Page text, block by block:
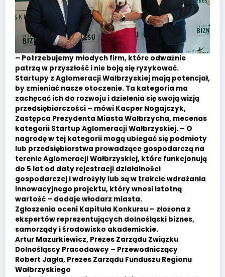
– Potrzebujemy młodych firm, które odważnie
patrzą w przyszłość i nie boją się ryzykować.
Startupy z Aglomeracji Wałbrzyskiej mają potencjał,
by zmieniać nasze otoczenie. Ta kategoria ma
zachęcać ich do rozwoju i dzielenia się swoją wizją
przedsiębiorczości – mówi Kacper Nogajczyk,
Zastępca Prezydenta Miasta Wałbrzycha, mecenas
kategorii Startup Aglomeracji Wałbrzyskiej. – O
nagrodę w tej kategorii mogą ubiegać się podmioty
lub przedsiębiorstwa prowadzące gospodarczą na
terenie Aglomeracji Wałbrzyskiej, które funkcjonują
do 5 lat od daty rejestracji działalności
gospodarczej i wdrożyły lub są w trakcie wdrażania
innowacyjnego projektu, który wnosi istotną
wartość – dodaje włodarz miasta.
Zgłoszenia oceni Kapituła Konkursu – złożona z
ekspertów reprezentujących dolnośląski biznes,
samorządy i środowisko akademickie.
Artur Mazurkiewicz, Prezes Zarządu Związku
Dolnośląscy Pracodawcy – Przewodniczący
Robert Jagła, Prezes Zarządu Funduszu Regionu
Wałbrzyskiego